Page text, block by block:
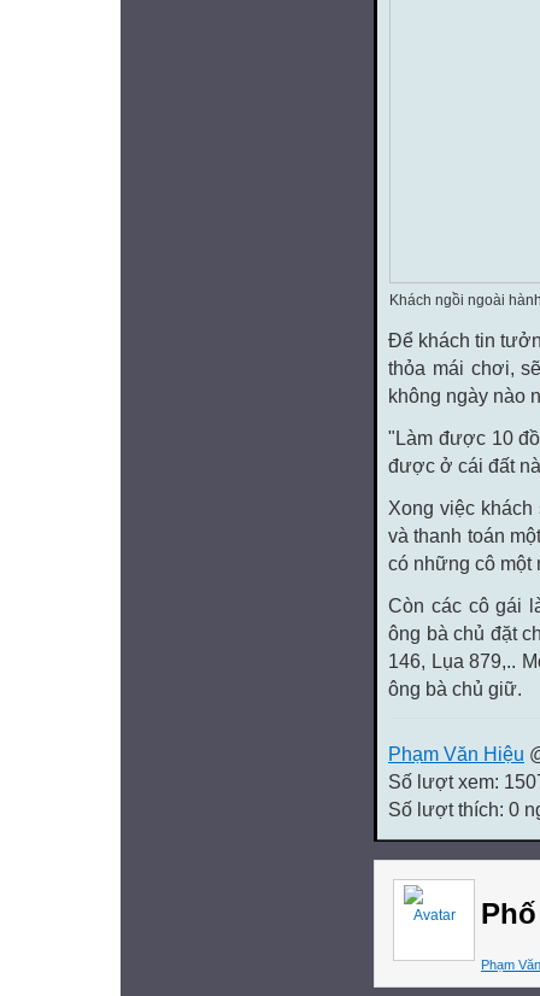
Khách ngồi ngoài
Để khách tin
thỏa mái chơi,
không ngày nào
"Làm được 10
được ở cái đất
Xong việc
và thanh toán
có những cô một
Còn các cô gái
ông bà chủ đặt
146, Lụa 879,..
ông bà chủ giữ.
Phạm Văn Hiệu
Số lượt xem:
Số lượt thích: 0
Phạm